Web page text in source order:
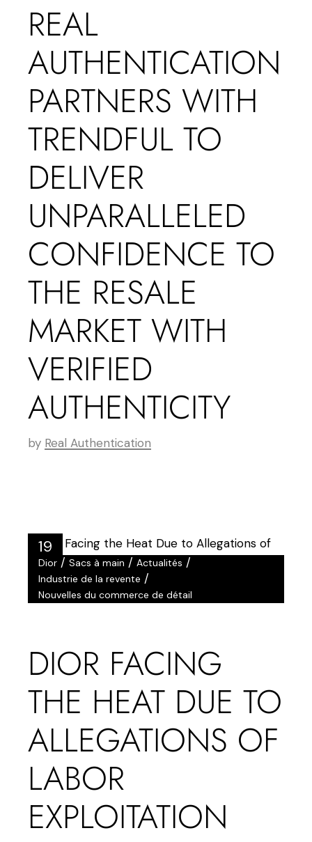
REAL
AUTHENTICATION
PARTNERS WITH
TRENDFUL TO
DELIVER
UNPARALLELED
CONFIDENCE TO
THE RESALE
MARKET WITH
VERIFIED
AUTHENTICITY
by Real Authentication
19
Juil
Dior /Sacs à main /Actualités /
Industrie de la revente /
Nouvelles du commerce de détail
DIOR FACING
THE HEAT DUE TO
ALLEGATIONS OF
LABOR
EXPLOITATION